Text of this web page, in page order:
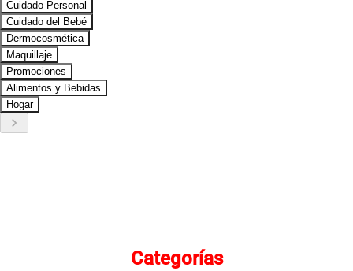
Cuidado Personal
Cuidado del Bebé
Dermocosmética
Maquillaje
Promociones
Alimentos y Bebidas
Hogar
keyboard_arrow_right
Categorías